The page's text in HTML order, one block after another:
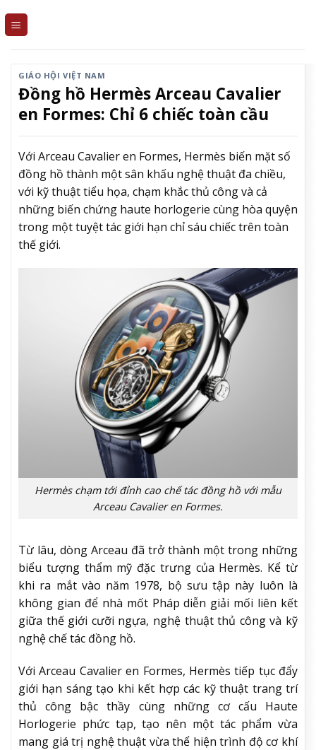
GIÁO HỘI VIỆT NAM
Đồng hồ Hermès Arceau Cavalier
en Formes: Chỉ 6 chiếc toàn cầu
Với Arceau Cavalier en Formes, Hermès biến mặt số
đồng hồ thành một sân khấu nghệ thuật đa chiều,
với kỹ thuật tiểu họa, chạm khắc thủ công và cả
những biến chứng haute horlogerie cùng hòa quyện
trong một tuyệt tác giới hạn chỉ sáu chiếc trên toàn
thế giới.
Hermès chạm tới đỉnh cao chế tác đồng hồ với mẫu
Arceau Cavalier en Formes.
Từ lâu, dòng Arceau đã trở thành một trong những
biểu tượng thẩm mỹ đặc trưng của Hermès. Kể từ
khi ra mắt vào năm 1978, bộ sưu tập này luôn là
không gian để nhà mốt Pháp diễn giải mối liên kết
giữa thế giới cưỡi ngựa, nghệ thuật thủ công và kỹ
nghệ chế tác đồng hồ.
Với Arceau Cavalier en Formes, Hermès tiếp tục đẩy
giới hạn sáng tạo khi kết hợp các kỹ thuật trang trí
thủ công bậc thầy cùng những cơ cấu Haute
Horlogerie phức tạp, tạo nên một tác phẩm vừa
mang giá trị nghệ thuật vừa thể hiện trình độ cơ khí